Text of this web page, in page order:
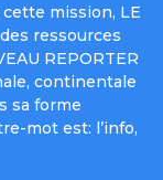
cette mission, LE
ressources
REPORTER
continentale
sa forme
mot est: l’info,